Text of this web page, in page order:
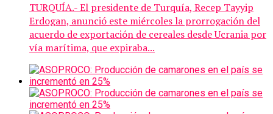
TURQUÍA.- El presidente de Turquía, Recep Tayyip
Erdogan, anunció este miércoles la prorrogación del
acuerdo de exportación de cereales desde Ucrania por
vía marítima, que expiraba...